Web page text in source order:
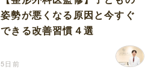
姿勢が悪くなる原因と今すぐ
できる改善習慣４選
5日前